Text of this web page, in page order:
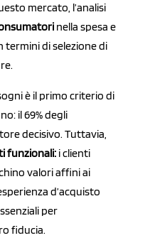
mercato, l’analisi
nella spesa e
termini di selezione di
è il primo criterio di
il 69% degli
decisivo. Tuttavia,
funzionali: i clienti
valori affini ai
d’acquisto
per
fiducia.